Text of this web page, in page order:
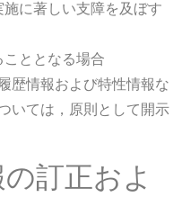
に著しい支障を及ぼす
ととなる場合
歴情報および特性情報な
いては，原則として開示
訂正およ